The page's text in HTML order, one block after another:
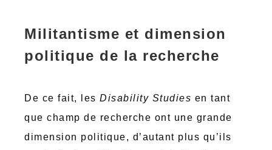
Militantisme et dimension
politique de la recherche
De ce fait, les Disability Studies en tant
que champ de recherche ont une grande
dimension politique, d’autant plus qu’ils